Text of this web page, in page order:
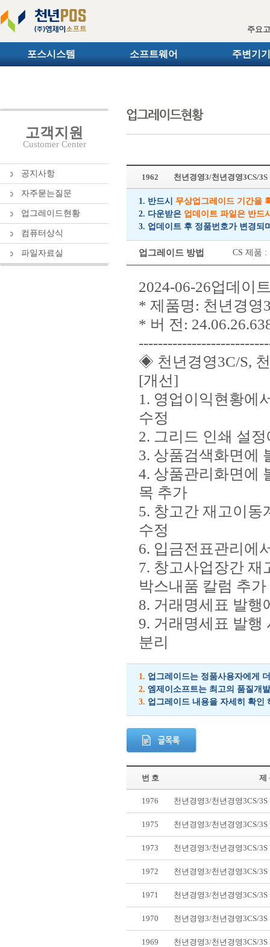
주요
포스시스템 소프트웨어 주변기기
고객지원
Customer Center
공지사항
자주묻는질문
업그레이드현황
컴퓨터상식
파일자료실
1962 천년경영3/천년경영3CS/
1. 반드시 무상업그레이드 기간을
2. 다운받은 업데이트 파일은 반드
3. 업데이트 후 정품번호가 변경되
업그레이드 방법 CS 제품
2024-06-26업데이
* 제품명: 천년경영
* 버 전:
◈ 천년경영3C/S,
[개선]
1. 영업이익현황에
수정
2. 그리드 인쇄 설
3. 상품검색화면에
4. 상품관리화면에
목 추가
5. 창고간 재고이
수정
6. 입금전표관리에
7. 창고사업장간 재
박스내품 칼럼 추가
8. 거래명세표 발행
9. 거래명세표 발행
분리
1. 업그레이드는 정품사용자에게
2. 엠제이소프트는 최고의 품질개
3. 업그레이드 내용을 자세히 확인
번 호 제
1976 천년경영3/천년경영3CS/
1975 천년경영3/천년경영3CS/
1973 천년경영3/천년경영3CS/
1972 천년경영3/천년경영3CS/
1971 천년경영3/천년경영3CS/
1970 천년경영3/천년경영3CS/
1969 천년경영3/천년경영3CS/